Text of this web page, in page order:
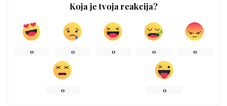
Koja je tvoja reakcija?
0 0 0 0 0
0 0